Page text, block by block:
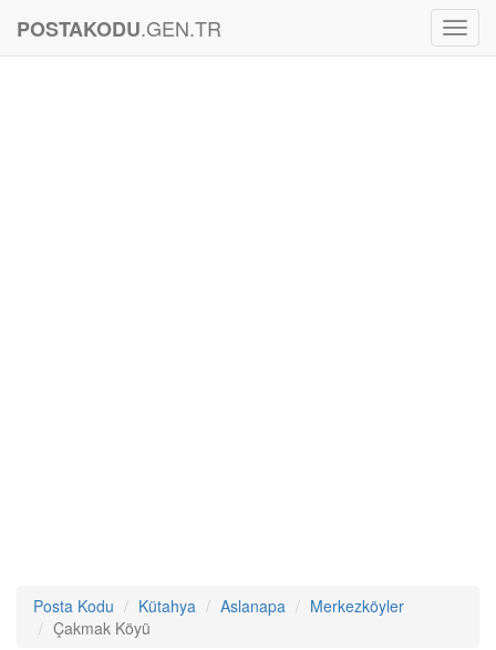
POSTAKODU.GEN.TR
Posta Kodu Kütahya Aslanapa
Merkezköyler
Çakmak Köyü